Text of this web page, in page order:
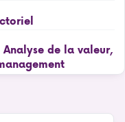
de la valeur,